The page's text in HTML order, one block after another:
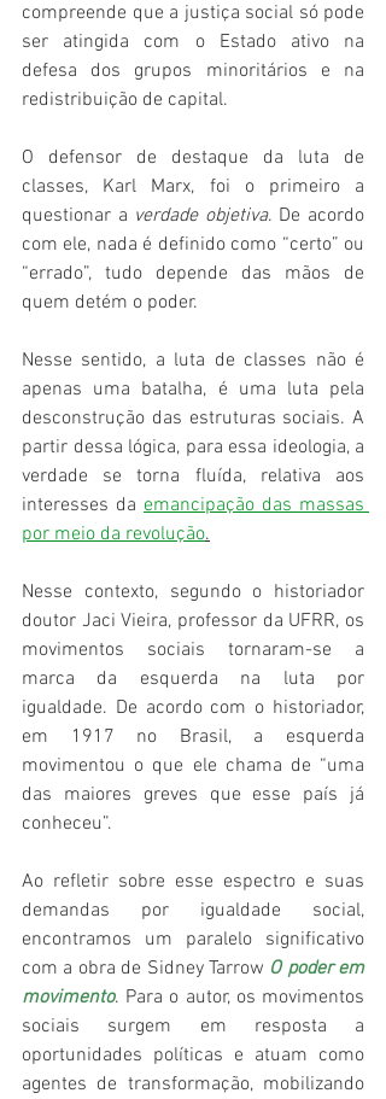
compreende que a justiça social só pode
ser atingida com o Estado ativo na
defesa dos grupos minoritários e na
redistribuição de capital.
O defensor de destaque da luta de
classes, Karl Marx, foi o primeiro a
questionar a verdade objetiva. De acordo
com ele, nada é definido como “certo” ou
“errado”, tudo depende das mãos de
quem detém o poder.
Nesse sentido, a luta de classes não é
apenas uma batalha, é uma luta pela
desconstrução das estruturas sociais. A
partir dessa lógica, para essa ideologia, a
verdade se torna fluída, relativa aos
interesses da emancipação das massas
por meio da revolução.
Nesse contexto, segundo o historiador
doutor Jaci Vieira, professor da UFRR, os
movimentos sociais tornaram-se a
marca da esquerda na luta por
igualdade. De acordo com o historiador,
em 1917 no Brasil, a esquerda
movimentou o que ele chama de “uma
das maiores greves que esse país já
conheceu”.
Ao refletir sobre esse espectro e suas
demandas por igualdade social,
encontramos um paralelo significativo
com a obra de Sidney Tarrow O poder em
movimento. Para o autor, os movimentos
sociais surgem em resposta a
oportunidades políticas e atuam como
agentes de transformação, mobilizando